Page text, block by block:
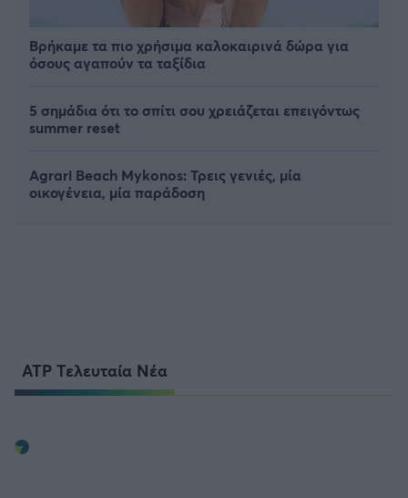
Βρήκαμε τα πιο χρήσιμα καλοκαιρινά δώρα για
όσους αγαπούν τα ταξίδια
5 σημάδια ότι το σπίτι σου χρειάζεται επειγόντως
summer reset
Agrari Beach Mykonos: Τρεις γενιές, μία
οικογένεια, μία παράδοση
ATP Τελευταία Νέα